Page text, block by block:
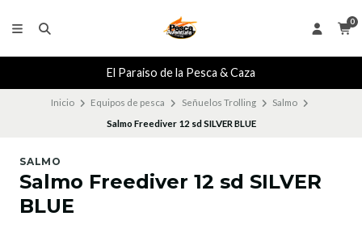
0
El Paraiso de la Pesca & Caza
Inicio Equipos de pesca Señuelos Trolling
Salmo
Salmo Freediver 12 sd SILVER BLUE
SALMO
Salmo Freediver 12 sd SILVER
BLUE